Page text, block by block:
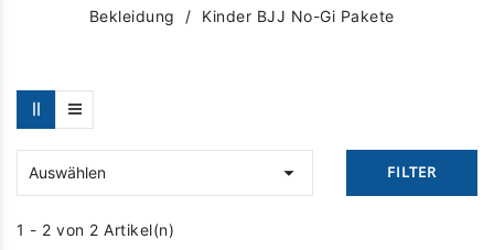
Bekleidung
Kinder BJJ No-Gi Pakete
Auswählen  FILTER
1 - 2 von 2 Artikel(n)